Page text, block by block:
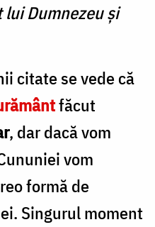
Dumnezeu și
citate se vede că
făcut
, dar dacă vom
vom
formă de
Singurul moment